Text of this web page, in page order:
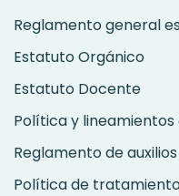
Reglamento general
Estatuto Orgánico
Estatuto Docente
Política y
Reglamento de
Política de